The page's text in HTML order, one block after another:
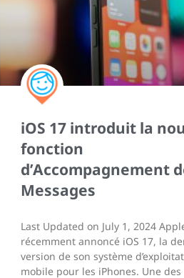
iOS 17 introduit la
fonction
d’Accompagnement
Messages
Last Updated on July 1, 2024
récemment annoncé iOS 17, la
version de son système
mobile pour les iPhones. Une